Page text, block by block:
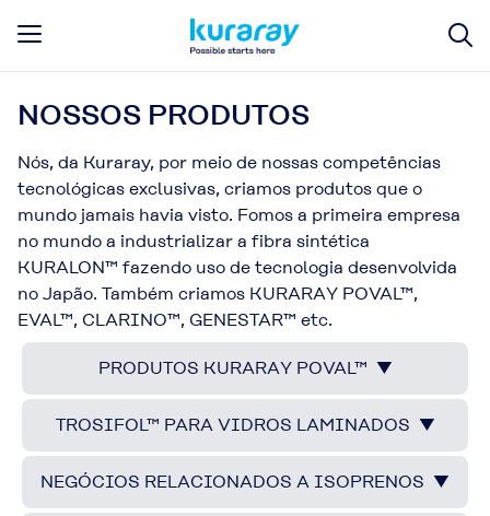
NOSSOS PRODUTOS
Nós, da Kuraray, por meio de nossas competências
tecnológicas exclusivas, criamos produtos que o
mundo jamais havia visto. Fomos a primeira empresa
no mundo a industrializar a fibra sintética
KURALON™ fazendo uso de tecnologia desenvolvida
no Japão. Também criamos KURARAY POVAL™,
EVAL™, CLARINO™, GENESTAR™ etc.
PRODUTOS KURARAY POVAL™ ▼
TROSIFOL™ PARA VIDROS LAMINADOS ▼
NEGÓCIOS RELACIONADOS A ISOPRENOS ▼